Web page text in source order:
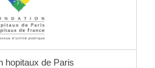
hopitaux de Paris